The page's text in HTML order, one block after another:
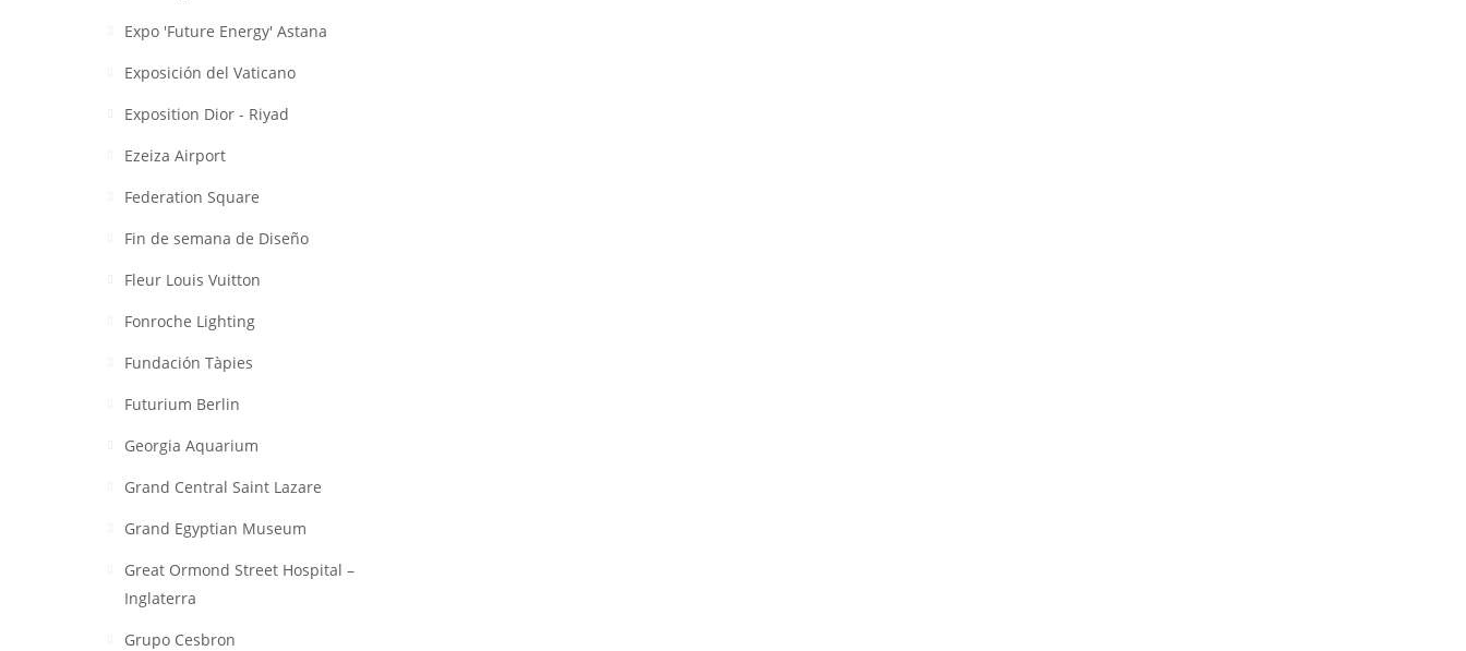
Expo 'Future Energy' Astana
Exposición del Vaticano
Exposition Dior - Riyad
Ezeiza Airport
Federation Square
Fin de semana de Diseño
Fleur Louis Vuitton
Fonroche Lighting
Fundación Tàpies
Futurium Berlin
Georgia Aquarium
Grand Central Saint Lazare
Grand Egyptian Museum
Great Ormond Street Hospital –
Inglaterra
Grupo Cesbron